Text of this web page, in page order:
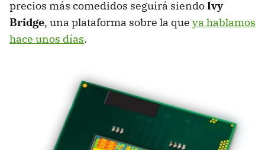
precios más comedidos seguirá siendoIvy
Bridge, una plataforma sobre la que ya hablamos
hace unos días.